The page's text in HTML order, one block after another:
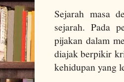
Sejarah masa
sejarah. Pada
pijakan dalam
diajak berpikir
kehidupan yang